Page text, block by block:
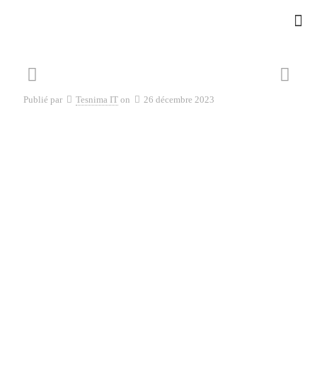
Publié par Tesnima IT on 26 décembre 2023